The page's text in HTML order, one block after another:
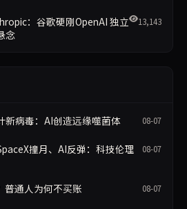
：谷歌硬刚OpenAI 独立
念
13,143
新病毒：AI创造远缘噬菌体 08-07
撞月、AI反弹：科技伦理
08-07
普通人为何不买账 08-07